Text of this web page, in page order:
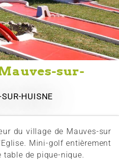
sur-
HUISNE
du village de Mauves-sur
Mini-golf entièrement
de pique-nique.